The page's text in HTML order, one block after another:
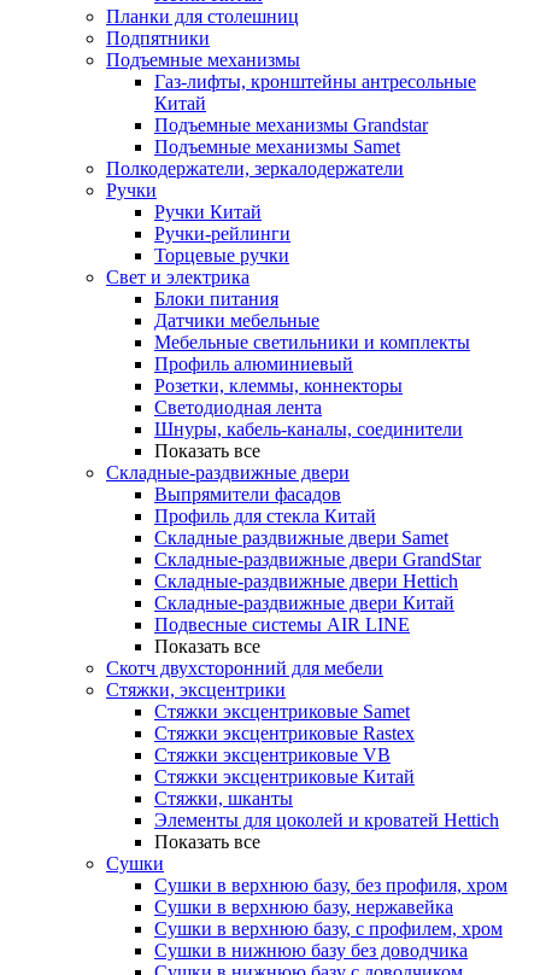
Планки для столешниц
Подпятники
Подъемные механизмы
Газ-лифты, кронштейны антресольные
Китай
Подъемные механизмы Grandstar
Подъемные механизмы Samet
Полкодержатели, зеркалодержатели
Ручки
Ручки Китай
Ручки-рейлинги
Торцевые ручки
Свет и электрика
Блоки питания
Датчики мебельные
Мебельные светильники и комплекты
Профиль алюминиевый
Розетки, клеммы, коннекторы
Светодиодная лента
Шнуры, кабель-каналы, соединители
Показать все
Складные-раздвижные двери
Выпрямители фасадов
Профиль для стекла Китай
Складные раздвижные двери Samet
Складные-раздвижные двери GrandStar
Складные-раздвижные двери Hettich
Складные-раздвижные двери Китай
Подвесные системы AIR LINE
Показать все
Скотч двухсторонний для мебели
Стяжки, эксцентрики
Cтяжки эксцентриковые Samet
Стяжки эксцентриковые Rastex
Стяжки эксцентриковые VB
Стяжки эксцентриковые Китай
Стяжки, шканты
Элементы для цоколей и кроватей Hettich
Показать все
Сушки
Сушки в верхнюю базу, без профиля, хром
Сушки в верхнюю базу, нержавейка
Сушки в верхнюю базу, с профилем, хром
Сушки в нижнюю базу без доводчика